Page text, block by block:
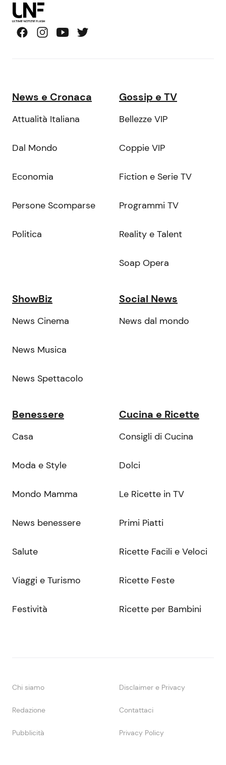
News e Cronaca
Attualità Italiana
Dal Mondo
Economia
Persone Scomparse
Politica
Gossip e TV
Bellezze VIP
Coppie VIP
Fiction e Serie TV
Programmi TV
Reality e Talent
Soap Opera
ShowBiz
News Cinema
News Musica
News Spettacolo
Social News
News dal mondo
Benessere
Casa
Moda e Style
Mondo Mamma
News benessere
Salute
Viaggi e Turismo
Festività
Cucina e Ricette
Consigli di Cucina
Dolci
Le Ricette in TV
Primi Piatti
Ricette Facili e Veloci
Ricette Feste
Ricette per Bambini
Chi siamo Disclaimer e Privacy
Redazione Contattaci
Pubblicità Privacy Policy